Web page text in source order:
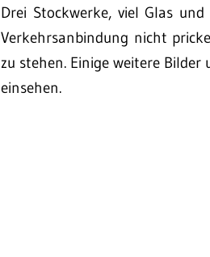
Drei Stockwerke, viel Glas
Verkehrsanbindung nicht
zu stehen. Einige weitere
einsehen.